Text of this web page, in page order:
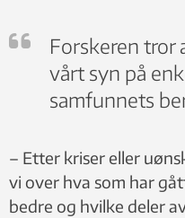
Forskeren tror
vårt syn på
samfunnets
– Etter kriser eller
vi over hva som har
bedre og hvilke deler